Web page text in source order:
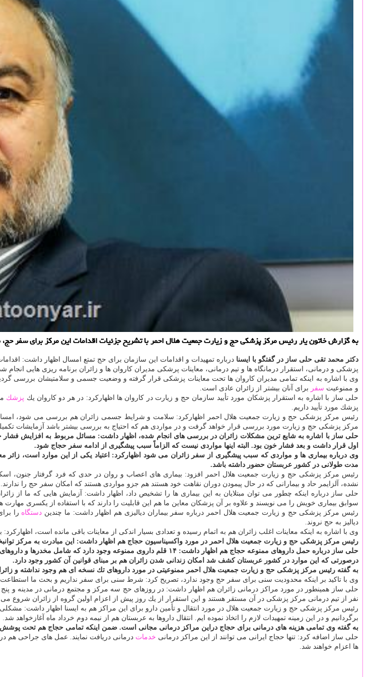
به گزارش خاتون یار رئیس مركز پزشكی حج و زیارت جمعیت هلال احمر با تشریح جزئیات اقدامات این مركز برای سفر حج،
دكتر محمد تقی حلی ساز در گفتگو با ایسنا درباره تمهیدات و اقدامات این سازمان برای حج تمتع امسال اظهار داشت:
پزشكی و درمانی، استقرار درمانگاه ها و تیم درمانی، معاینات پرشكی مدیران كاروان ها و زائران برنامه ریزی هایی انجام
وی با اشاره به اینكه تمامی مدیران كاروان ها تحت معاینات پزشكی قرار گرفته و وضعیت جسمی و سلامتیشان بررسی
و ممنوعیت سفر برای آنان بیشتر از زائران عادی است.
حلی ساز با اشاره به استقرار پزشكان مورد تأیید سازمان حج و زیارت در كاروان ها اظهاركرد: در هر دو كاروان یك پزشك
پزشك مورد تأیید داریم.
مركز پزشكی حج و زیارت مورد بررسی قرار خواهد گرفت و در مواردی هم كه احتیاج به بررسی بیشتر باشد آزمایشات
حلی ساز با اشاره به شایع ترین مشكلات زائران در بررسی های انجام شده، اظهار داشت: مسائل مربوط به افزایش
اول قرار داشت و بعد فشار خون بود. البته اینها مواردی نیست كه الزاماً سبب پیشگیری از ادامه سفر حجاج شود.
وی درباره بیماری ها و مواردی كه سبب پیشگیری از سفر زائران می شود اظهاركرد: اعتیاد یكی از این موارد است، زائر
مدت طولانی در كشور عربستان حضور داشته باشد.
رئیس مركز پزشكی حج و زیارت جمعیت هلال احمر افزود: بیماری های اعصاب و روان در حدی كه فرد گرفتار جنون،
نشده، آلزایمر حاد و بیمارانی كه در حال پیمودن دوران نقاهت خود هستند هم جزو مواردی هستند كه امكان سفر حج را
حلی ساز درباره اینكه چطور می توان مبتلایان به این بیماری ها را تشخیص داد، اظهار داشت: آزمایش هایی كه ما از
سوابق بیماری خویش را می نویسند و علاوه بر آن پزشكان معاین ما هم این قابلیت را دارند كه با استفاده از یكسری
رئیس مركز پزشكی حج و زیارت جمعیت هلال احمر درباره سفر بیماران دیالیزی هم اظهار داشت: ما چندین دستگاه را
دیالیز به حج نروند.
وی با اشاره به اینكه معاینات اغلب زائران هم به اتمام رسیده و تعدادی بسیار اندكی از معاینات باقی مانده است، اظهاركرد: برابر آمارها درحال حاضر حدود
رئیس مركز پزشكی حج و زیارت جمعیت هلال احمر در مورد واكسیناسیون حجاج هم اظهار داشت: این مبادرت به مركز
حلی ساز درباره حمل داروهای ممنوعه حجاج هم اظهار داشت: ۱۴ قلم داروی
درصورتی كه این موارد در كشور عربستان كشف شد امكان زندانی شدن زائران هم بر مبنای قوانین آن كشور وجود دارد.
به گفته رئیس مركز پزشكی حج و زیارت جمعیت هلال احمر ممنوعیتی در مورد داروهای تك نسخه ای هم وجود نداشته و زائران
وی با تاكید بر اینكه محدودیت سنی برای سفر حج وجود ندارد، تصریح كرد: شرط سنی برای سفر نداریم و بحث ما
نفر از تیم درمانی مركز پزشكی در آن مستقر هستند و این استقرار از یك روز پیش از اعزام اولین گروه از زائران شروع
رئیس مركز پزشكی حج و زیارت جمعیت هلال در مورد انتقال و تأمین دارو برای این مراكز هم به ایسنا اظهار داشت: مشكلی
برگردانیم و در این زمینه تمهیدات لازم را اتخاذ نموده ایم. انتقال داروها به عربستان هم از نیمه دوم خرداد ماه آغازخواهد شد.
به گفته وی تمامی هزینه های درمانی برای حجاج دراین مراكز درمانی مجانی است. ضمن اینكه تمامی حجاج هم تحت پوشش
حلی ساز اضافه كرد: تنها حجاج ایرانی می توانند از این مراكز درمانی خدمات درمانی دریافت نمایند. عمل های جراحی هم
ها اعزام خواهند شد.